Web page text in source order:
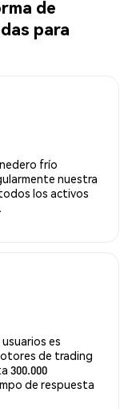
de
para
frío
nuestra
los activos
es
de trading
300.000
de respuesta